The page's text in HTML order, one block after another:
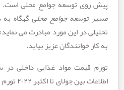
توسعه جوامع محلی است. از این روی
توسعه جوامع محلیگهگاه به درج و
در این مورد مبادرت می نماید؛ امید آن
خوانندگان عزیز بیاید.
مواد غذایی داخلی در سراسر
اطلاعات بین جولای تا اکتبر